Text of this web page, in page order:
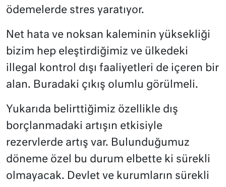
ödemelerde stres yaratıyor.
Net hata ve noksan kaleminin yüksekliği
bizim hep eleştirdiğimiz ve ülkedeki
illegal kontrol dışı faaliyetleri de içeren bir
alan. Buradaki çıkış olumlu görülmeli.
Yukarıda belirttiğimiz özellikle dış
borçlanmadaki artışın etkisiyle
rezervlerde artış var. Bulunduğumuz
döneme özel bu durum elbette ki sürekli
olmayacak. Devlet ve kurumların sürekli